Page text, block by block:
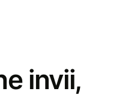
invii,